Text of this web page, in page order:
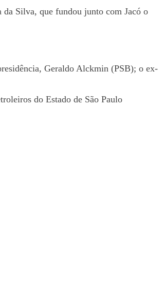
Silva, que fundou junto com Jacó o
Geraldo Alckmin (PSB); o ex-
do Estado de São Paulo